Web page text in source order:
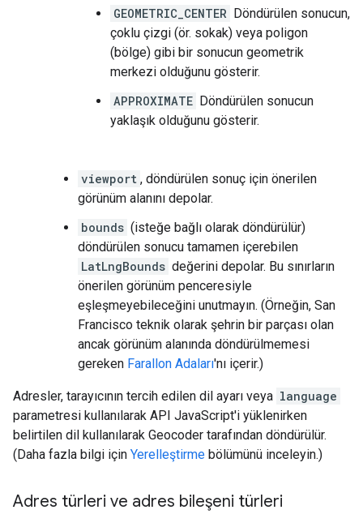
GEOMETRIC_CENTER
Döndürülen sonucun,
çoklu çizgi (ör. sokak) veya poligon
(bölge) gibi bir sonucun geometrik
merkezi olduğunu gösterir.
APPROXIMATE Döndürülen sonucun
yaklaşık olduğunu gösterir.
viewport , döndürülen sonuç için önerilen
görünüm alanını depolar.
bounds (isteğe bağlı olarak döndürülür)
döndürülen sonucu tamamen içerebilen
LatLngBounds değerini depolar. Bu sınırların
önerilen görünüm penceresiyle
eşleşmeyebileceğini unutmayın. (Örneğin, San
Francisco teknik olarak şehrin bir parçası olan
ancak görünüm alanında döndürülmemesi
gereken Farallon Adaları'nı içerir.)
Adresler, tarayıcının tercih edilen dil ayarı veya language
parametresi kullanılarak API JavaScript'i yüklenirken
belirtilen dil kullanılarak Geocoder tarafından döndürülür.
(Daha fazla bilgi için Yerelleştirme bölümünü inceleyin.)
Adres türleri ve adres bileşeni türleri